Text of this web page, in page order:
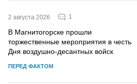
2 августа 2026 1
В Магнитогорске прошли
торжественные мероприятия в честь
Дня воздушно-десантных войск
ПЕРЕД ФАКТОМ